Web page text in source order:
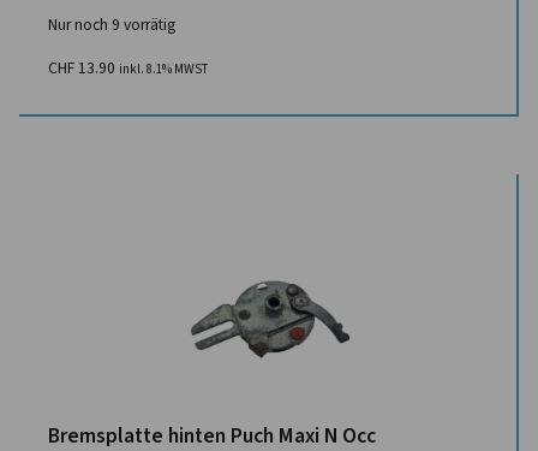
Nur noch 9 vorrätig
CHF 13.90 inkl. 8.1% MWST
Bremsplatte hinten Puch Maxi N Occ